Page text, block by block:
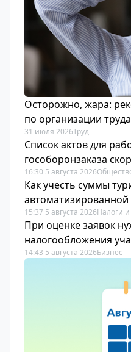
Осторожно, жара:
по организации
31 июля 2026Труд
Список актов для
гособоронзаказа
16:30 5 августа 2026
Как учесть суммы
15:37 5 августа 2026Налоги и
При оценке заявок
налогообложения
14:43 5 августа 2026Бизнес